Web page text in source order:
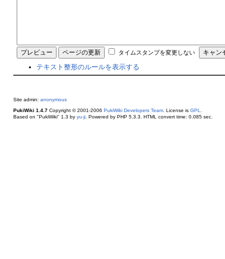
タイムスタンプを変更しない
テキスト整形のルールを表示する
Site admin: anonymous
PukiWiki 1.4.7Copyright © 2001-2006 PukiWiki Developers Team. License is GPL
Based on "PukiWiki" 1.3 by yu-ji. Powered by PHP 5.3.3. HTML convert time: 0.085 sec.